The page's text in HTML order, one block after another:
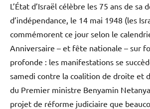
L’État d’Israël célèbre les 75 ans de sa
d’indépendance, le 14 mai 1948 (les
commémorent ce jour selon le
Anniversaire – et fête nationale – sur
profonde : les manifestations se
samedi contre la coalition de droite et
du Premier ministre Benyamin
projet de réforme judiciaire que